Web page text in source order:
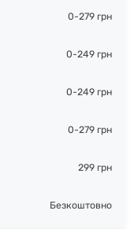
0-279 грн
0-249 грн
0-249 грн
0-279 грн
299 грн
Безкоштовно